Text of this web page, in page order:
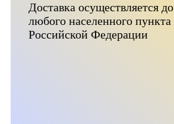
Доставка осуществляется до
любого населенного пункта
Российской Федерации